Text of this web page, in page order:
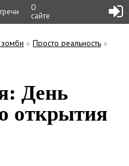
О
сайте
» Просто реальность »
День
открытия